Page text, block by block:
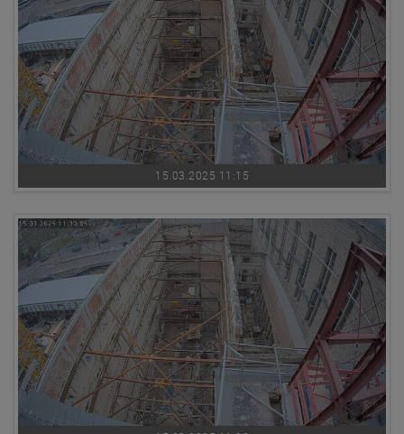
15.03.2025 11:15